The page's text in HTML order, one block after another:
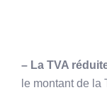
– La TVA
le montant de la